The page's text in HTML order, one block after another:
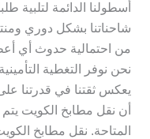
أسطولنا الدائمة
شاحناتنا بشكل دوري
من احتمالية حدوث أي
نحن نوفر التغطية
يعكس ثقتنا في قدرتنا
أن نقل مطابخ الكويت
المتاحة. نقل مطابخ